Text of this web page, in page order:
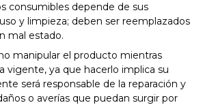
consumibles depende de sus
y limpieza; deben ser reemplazados
mal estado.
manipular el producto mientras
vigente, ya que hacerlo implica su
será responsable de la reparación y
o averías que puedan surgir por